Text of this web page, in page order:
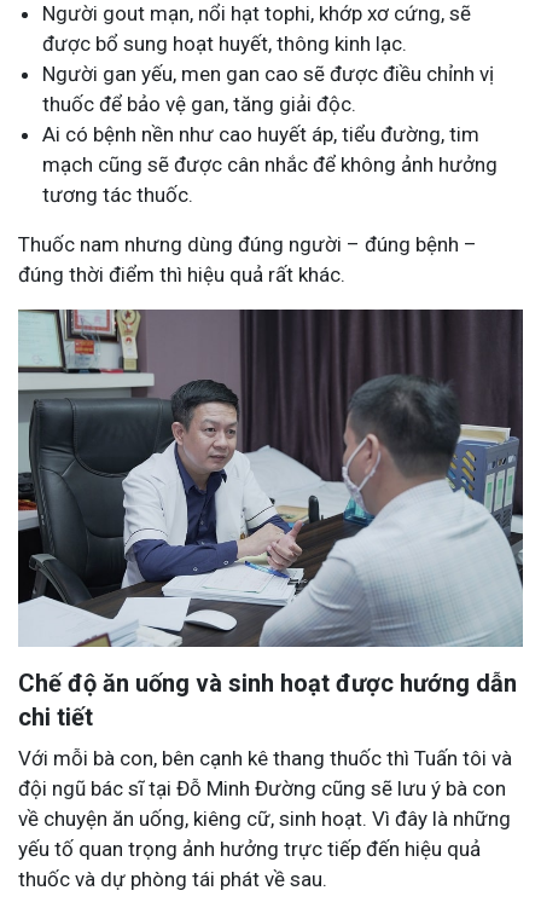
Người gout mạn, nổi hạt tophi, khớp xơ cứng, sẽ
được bổ sung hoạt huyết, thông kinh lạc.
Người gan yếu, men gan cao sẽ được điều chỉnh vị
thuốc để bảo vệ gan, tăng giải độc.
Ai có bệnh nền như cao huyết áp, tiểu đường, tim
mạch cũng sẽ được cân nhắc để không ảnh hưởng
tương tác thuốc.
Thuốc nam nhưng dùng đúng người – đúng bệnh –
đúng thời điểm thì hiệu quả rất khác.
Chế độ ăn uống và sinh hoạt được hướng dẫn
chi tiết
Với mỗi bà con, bên cạnh kê thang thuốc thì Tuấn tôi và
đội ngũ bác sĩ tại Đỗ Minh Đường cũng sẽ lưu ý bà con
về chuyện ăn uống, kiêng cữ, sinh hoạt. Vì đây là những
yếu tố quan trọng ảnh hưởng trực tiếp đến hiệu quả
thuốc và dự phòng tái phát về sau.